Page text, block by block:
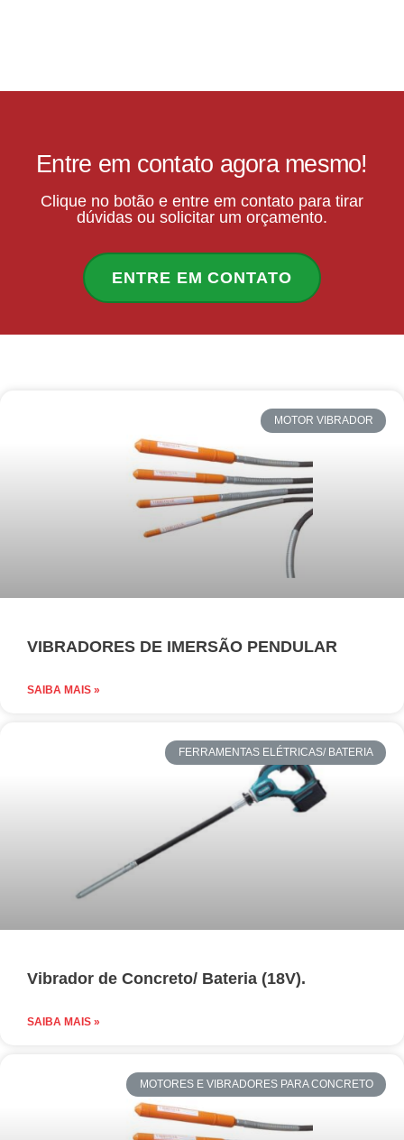
Entre em contato agora mesmo!
Clique no botão e entre em contato para tirar
dúvidas ou solicitar um orçamento.
ENTRE EM CONTATO
MOTOR VIBRADOR
VIBRADORES DE IMERSÃO PENDULAR
SAIBA MAIS »
FERRAMENTAS ELÉTRICAS/ BATERIA
Vibrador de Concreto/ Bateria (18V).
SAIBA MAIS »
MOTORES E VIBRADORES PARA CONCRETO